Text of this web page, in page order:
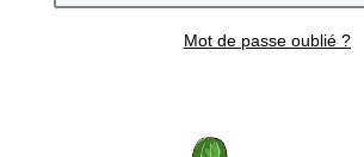
Mot de passe oublié ?